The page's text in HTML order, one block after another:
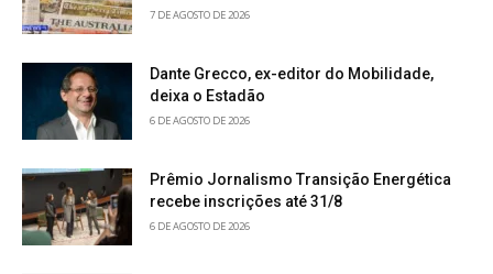
7 DE AGOSTO DE 2026
Dante Grecco, ex-editor do Mobilidade,
deixa o Estadão
6 DE AGOSTO DE 2026
Prêmio Jornalismo Transição Energética
recebe inscrições até 31/8
6 DE AGOSTO DE 2026